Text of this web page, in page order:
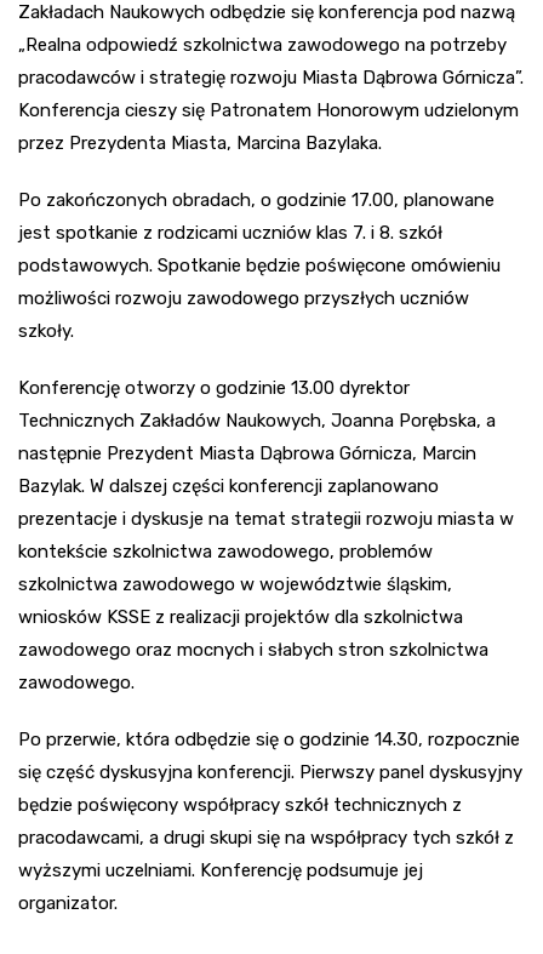
Zakładach Naukowych odbędzie się konferencja pod nazwą
„Realna odpowiedź szkolnictwa zawodowego na potrzeby
pracodawców i strategię rozwoju Miasta Dąbrowa Górnicza”.
Konferencja cieszy się Patronatem Honorowym udzielonym
przez Prezydenta Miasta, Marcina Bazylaka.
Po zakończonych obradach, o godzinie 17.00, planowane
jest spotkanie z rodzicami uczniów klas 7. i 8. szkół
podstawowych. Spotkanie będzie poświęcone omówieniu
możliwości rozwoju zawodowego przyszłych uczniów
szkoły.
Konferencję otworzy o godzinie 13.00 dyrektor
Technicznych Zakładów Naukowych, Joanna Porębska, a
następnie Prezydent Miasta Dąbrowa Górnicza, Marcin
Bazylak. W dalszej części konferencji zaplanowano
prezentacje i dyskusje na temat strategii rozwoju miasta w
kontekście szkolnictwa zawodowego, problemów
szkolnictwa zawodowego w województwie śląskim,
wniosków KSSE z realizacji projektów dla szkolnictwa
zawodowego oraz mocnych i słabych stron szkolnictwa
zawodowego.
Po przerwie, która odbędzie się o godzinie 14.30, rozpocznie
się część dyskusyjna konferencji. Pierwszy panel dyskusyjny
będzie poświęcony współpracy szkół technicznych z
pracodawcami, a drugi skupi się na współpracy tych szkół z
wyższymi uczelniami. Konferencję podsumuje jej
organizator.